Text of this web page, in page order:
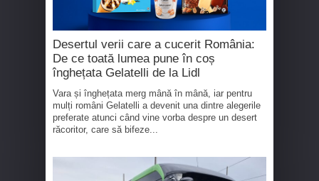
Desertul verii care a cucerit România:
De ce toată lumea pune în coș
înghețata Gelatelli de la Lidl
Vara și înghețata merg mână în mână, iar pentru
mulți români Gelatelli a devenit una dintre alegerile
preferate atunci când vine vorba despre un desert
răcoritor, care să bifeze...